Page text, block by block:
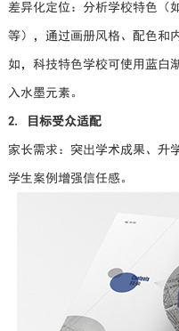
差异化定位：分析学校特色（
等），通过画册风格、配色和
如，科技特色学校可使用蓝白
入水墨元素。
2. 目标受众适配
家长需求：突出学术成果、升
学生案例增强信任感。